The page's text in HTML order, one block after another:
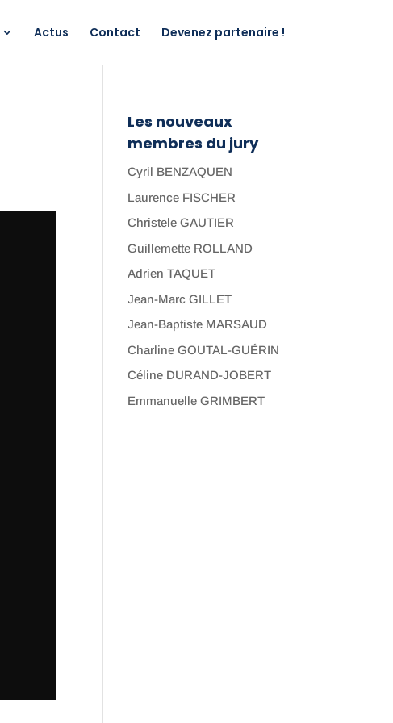
Actus Contact Devenez partenaire !
Les nouveaux
membres du jury
Cyril BENZAQUEN
Laurence FISCHER
Christele GAUTIER
Guillemette ROLLAND
Adrien TAQUET
Jean-Marc GILLET
Jean-Baptiste MARSAUD
Charline GOUTAL-GUÉRIN
Céline DURAND-JOBERT
Emmanuelle GRIMBERT